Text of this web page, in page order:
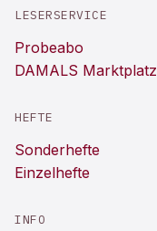
LESERSERVICE
Probeabo
DAMALS Marktplatz
HEFTE
Sonderhefte
Einzelhefte
INFO